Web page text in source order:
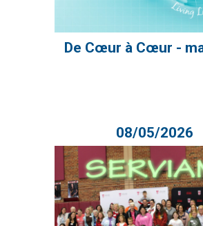
De Cœur à Cœur -
08/05/2026